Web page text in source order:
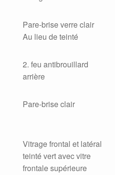
Pare-brise verre clair
Au lieu de teinté
2. feu antibrouillard
arrière
Pare-brise clair
Vitrage frontal et latéral
teinté vert avec vitre
frontale supérieure